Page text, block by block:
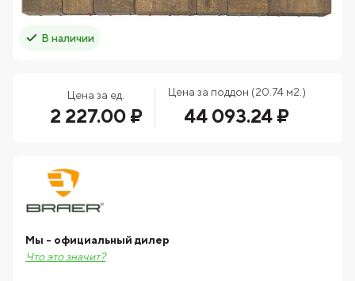
В наличии
Цена за ед.
2 227.00 ₽
Цена за поддон (20.74 м2.)
44 093.24 ₽
Мы - официальный дилер
Что это значит?